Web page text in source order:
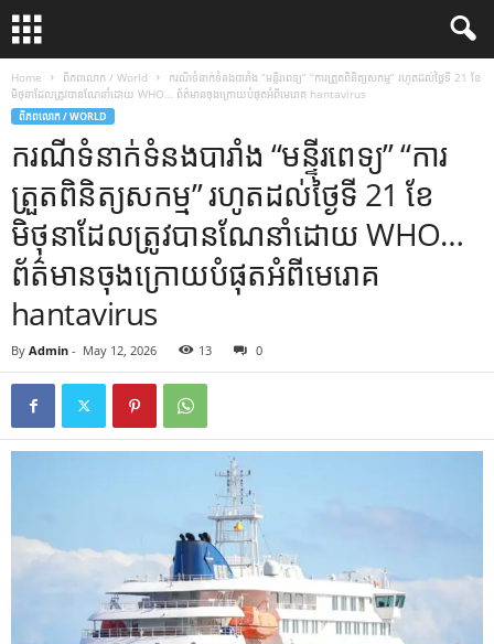
Home ពិភពលោក / World
ករណីទំនាក់ទំនងបារាំង “មន្ទីរពេទ្យ” “ការត្រួតពិនិត្យសកម្ម” រហូតដល់ថ្ងៃទី 21 ខែ
មិថុនាដែលត្រូវបានណែនាំដោយ WHO… ព័ត៌មានចុងក្រោយបំផុតអំពីមេរោគ hantavirus
ពិភពលោក / WORLD
ករណីទំនាក់ទំនងបារាំង “មន្ទីរពេទ្យ” “ការ
ត្រួតពិនិត្យសកម្ម” រហូតដល់ថ្ងៃទី 21 ខែ
មិថុនាដែលត្រូវបានណែនាំដោយ WHO…
ព័ត៌មានចុងក្រោយបំផុតអំពីមេរោគ
hantavirus
By Admin - May 12, 2026 13 0